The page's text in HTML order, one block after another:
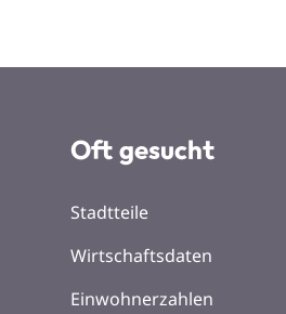
Oft gesucht
Stadtteile
Wirtschaftsdaten
Einwohnerzahlen